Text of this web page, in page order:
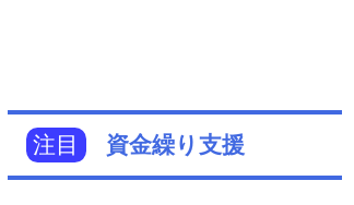
注目 資金繰り支援